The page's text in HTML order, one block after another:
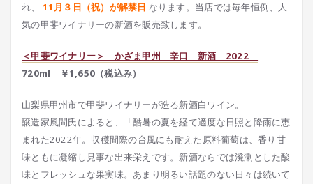
れ、
11月３日（祝）が解禁日 なります。当店では毎年恒例、人
気の甲斐ワイナリーの新酒を販売致します。
＜甲斐ワイナリー＞ かざま甲州 辛口 新酒 2022
720ml ￥1,650（税込み）
山梨県甲州市で甲斐ワイナリーが造る新酒白ワイン。
醸造家風間氏によると、「酷暑の夏を経て適度な日照と降雨に恵
まれた2022年。収穫間際の台風にも耐えた原料葡萄は、香り甘
味ともに凝縮し見事な出来栄えです。新酒ならでは溌溂とした酸
味とフレッシュな果実味。あまり明るい話題のない日々は続いて